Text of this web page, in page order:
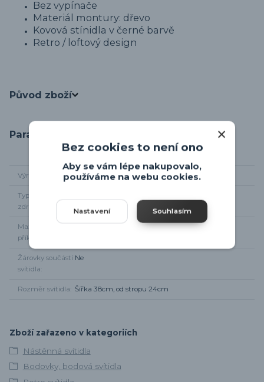
Bez vypínače
Materiál montury: dřevo
Kovová stínidla v černé barvě
Retro / loftový design
Původ zboží
Parametry
Výrobce Globo
Typ světelného
zdroje
Maximální
příkon
Žárovky součástí
svítidla
Ne
Rozměr svítidla Šířka 38cm, od stropu 24cm
Zboží zařazeno v kategoriích
Nástěnná svítidla
Bodovky, bodová svítidla
Bez cookies to není ono
Aby se vám lépe nakupovalo,
používáme na webu cookies.
Nastavení Souhlasím